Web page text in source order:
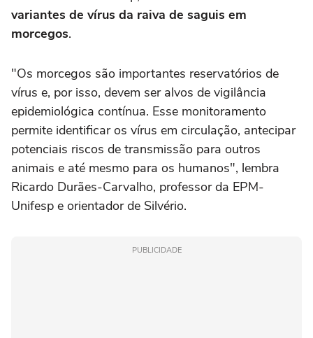
variantes de vírus da raiva de saguis em
morcegos.
"Os morcegos são importantes reservatórios de
vírus e, por isso, devem ser alvos de vigilância
epidemiológica contínua. Esse monitoramento
permite identificar os vírus em circulação, antecipar
potenciais riscos de transmissão para outros
animais e até mesmo para os humanos", lembra
Ricardo Durães-Carvalho, professor da EPM-
Unifesp e orientador de Silvério.
PUBLICIDADE